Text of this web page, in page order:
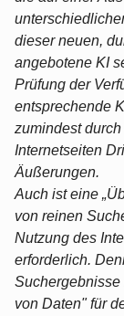
dieser neuen,
angebotene KI
Prüfung der
entsprechende
zumindest
Internetseiten
Äußerungen.
Auch ist eine
von reinen
Nutzung des
erforderlich.
Suchergebnisse
von Daten" für